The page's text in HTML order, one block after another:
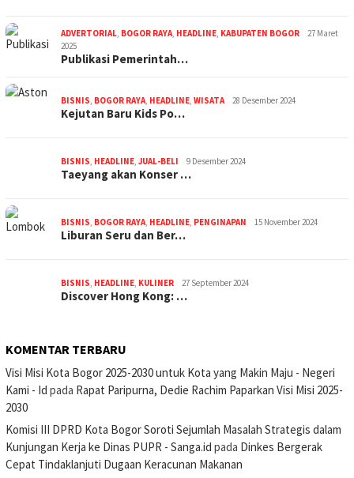
ADVERTORIAL, BOGOR RAYA, HEADLINE, KABUPATEN BOGOR
27 Maret
2025
Publikasi Pemerintah…
BISNIS, BOGOR RAYA, HEADLINE, WISATA 28 Desember 2024
Kejutan Baru Kids Po…
BISNIS, HEADLINE, JUAL-BELI 9 Desember 2024
Taeyang akan Konser …
BISNIS, BOGOR RAYA, HEADLINE, PENGINAPAN 15 November 2024
Liburan Seru dan Ber…
BISNIS, HEADLINE, KULINER 27 September 2024
Discover Hong Kong: …
KOMENTAR TERBARU
Visi Misi Kota Bogor 2025-2030 untuk Kota yang Makin Maju - Negeri
Kami - Id pada Rapat Paripurna, Dedie Rachim Paparkan Visi Misi 2025-
2030
Komisi III DPRD Kota Bogor Soroti Sejumlah Masalah Strategis dalam
Kunjungan Kerja ke Dinas PUPR - Sanga.id pada Dinkes Bergerak
Cepat Tindaklanjuti Dugaan Keracunan Makanan